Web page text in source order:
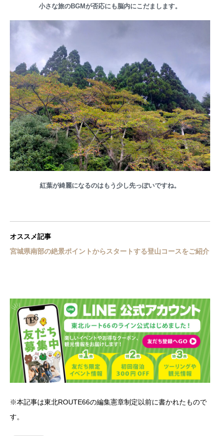
小さな旅のBGMが否応にも脳内にこだまします。
紅葉が綺麗になるのはもう少し先っぽいですね。
オススメ記事
宮城県南部の絶景ポイントからスタートする登山コースをご紹介
※本記事は東北ROUTE66の編集憲章制定以前に書かれたもので
す。